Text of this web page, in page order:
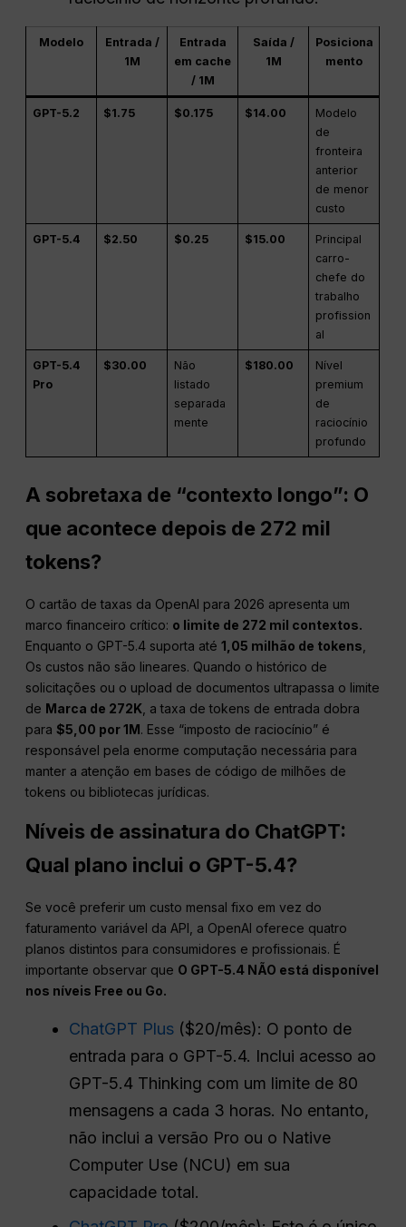
Modelo
Entrada /
1M
Entrada
em cache
/ 1M
Saída /
1M
Posiciona
mento
GPT-5.2 $1.75 $0.175 $14.00
Modelo
de
fronteira
anterior
de menor
custo
GPT-5.4 $2.50 $0.25 $15.00
Principal
carro-
chefe do
trabalho
profission
al
GPT-5.4
Pro
$30.00
Não
listado
separada
mente
$180.00
Nível
premium
de
raciocínio
profundo
A sobretaxa de “contexto longo”: O
que acontece depois de 272 mil
tokens?
O cartão de taxas da OpenAI para 2026 apresenta um
marco financeiro crítico: o limite de 272 mil contextos.
Enquanto o GPT-5.4 suporta até1,05 milhão de tokens
Os custos não são lineares. Quando o histórico de
solicitações ou o upload de documentos ultrapassa o limite
de Marca de 272K , a taxa de tokens de entrada dobra
para$5,00 por 1M. Esse “imposto de raciocínio” é
responsável pela enorme computação necessária para
manter a atenção em bases de código de milhões de
tokens ou bibliotecas jurídicas.
Níveis de assinatura do ChatGPT:
Qual plano inclui o GPT-5.4?
Se você preferir um custo mensal fixo em vez do
faturamento variável da API, a OpenAI oferece quatro
planos distintos para consumidores e profissionais. É
importante observar que O GPT-5.4 NÃO está disponível
nos níveis Free ou Go.
ChatGPT Plus ($20/mês): O ponto de
entrada para o GPT-5.4. Inclui acesso ao
GPT-5.4 Thinking com um limite de 80
mensagens a cada 3 horas. No entanto,
não inclui a versão Pro ou o Native
Computer Use (NCU) em sua
capacidade total.